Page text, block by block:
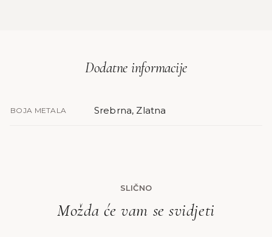
Dodatne informacije
BOJA METALA Srebrna, Zlatna
SLIČNO
Možda će vam se svidjeti